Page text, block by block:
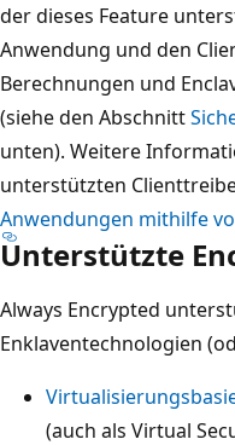
der dieses Feature
Anwendung und den
Berechnungen und
(siehe den Abschnitt
unten). Weitere
unterstützten
Anwendungen mithilfe
Unterstützte
Always Encrypted
Enklaventechnologien
(auch als Virtual